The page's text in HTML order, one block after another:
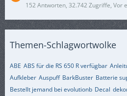
152 Antworten, 32.742 Zugriffe, Vor
Themen-Schlagwortwolke
ABE ABS für die RS 650 R verfügbar
Aufkleber Auspuff BarkBuster Batterie
Bestellt jemand bei evolutionb Decal